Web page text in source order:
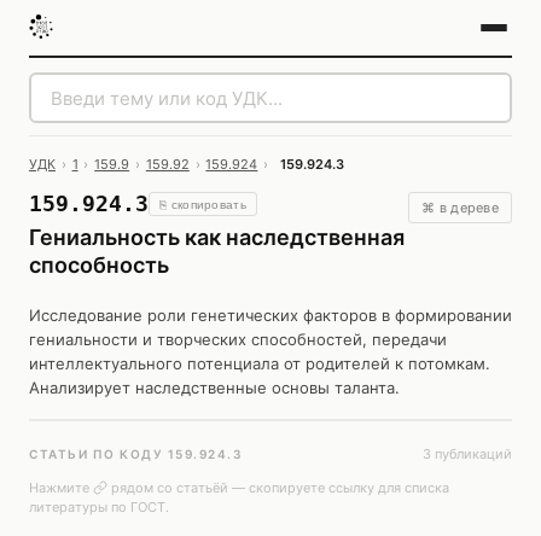
УДК › 1 › 159.9 › 159.92 › 159.924 › 159.924.3
159.924.3 ⎘ скопировать
Гениальность как наследственная
способность
⌘ в дереве
Исследование роли генетических факторов в формировании
гениальности и творческих способностей, передачи
интеллектуального потенциала от родителей к потомкам.
Анализирует наследственные основы таланта.
СТАТЬИ ПО КОДУ 159.924.3
3 публикаций
Нажмите
рядом со статьёй — скопируете ссылку для списка
литературы по ГОСТ.